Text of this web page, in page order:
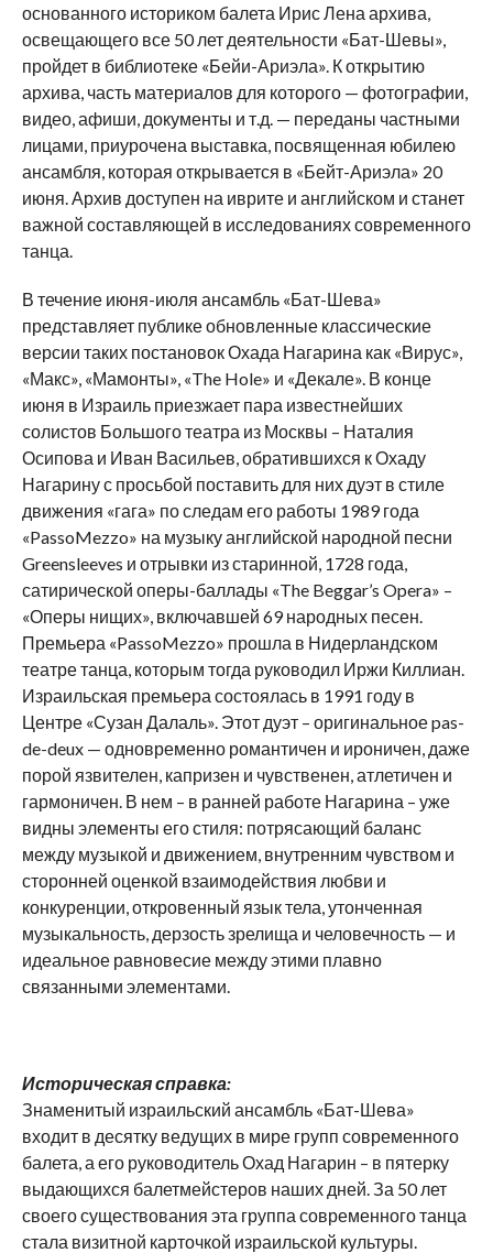
основанного историком балета Ирис Лена архива,
освещающего все 50 лет деятельности «Бат-Шевы»,
пройдет в библиотеке «Бейи-Ариэла». К открытию
архива, часть материалов для которого — фотографии,
видео, афиши, документы и т.д. — переданы частными
лицами, приурочена выставка, посвященная юбилею
ансамбля, которая открывается в «Бейт-Ариэла» 20
июня. Архив доступен на иврите и английском и станет
важной составляющей в исследованиях современного
танца.
В течение июня-июля ансамбль «Бат-Шева»
представляет публике обновленные классические
версии таких постановок Охада Нагарина как «Вирус»,
«Макс», «Мамонты», «The Hole» и «Декале». В конце
июня в Израиль приезжает пара известнейших
солистов Большого театра из Москвы – Наталия
Осипова и Иван Васильев, обратившихся к Охаду
Нагарину с просьбой поставить для них дуэт в стиле
движения «гага» по следам его работы 1989 года
«PassoMezzo» на музыку английской народной песни
Greensleeves и отрывки из старинной, 1728 года,
сатирической оперы-баллады «The Beggar’s Opera» –
«Оперы нищих», включавшей 69 народных песен.
Премьера «PassoMezzo» прошла в Нидерландском
театре танца, которым тогда руководил Иржи Киллиан.
Израильская премьера состоялась в 1991 году в
Центре «Сузан Далаль». Этот дуэт – оригинальное pas-
de-deux — одновременно романтичен и ироничен, даже
порой язвителен, капризен и чувственен, атлетичен и
гармоничен. В нем – в ранней работе Нагарина – уже
видны элементы его стиля: потрясающий баланс
между музыкой и движением, внутренним чувством и
сторонней оценкой взаимодействия любви и
конкуренции, откровенный язык тела, утонченная
музыкальность, дерзость зрелища и человечность — и
идеальное равновесие между этими плавно
связанными элементами.
Историческая справка:
Знаменитый израильский ансамбль «Бат-Шева»
входит в десятку ведущих в мире групп современного
балета, а его руководитель Охад Нагарин – в пятерку
выдающихся балетмейстеров наших дней. За 50 лет
своего существования эта группа современного танца
стала визитной карточкой израильской культуры.